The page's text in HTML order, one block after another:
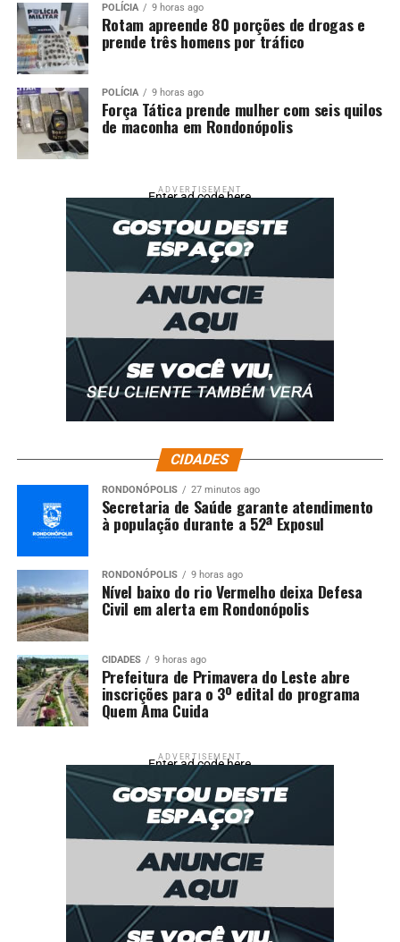
POLÍCIA 9 horas ago
Rotam apreende 80 porções de drogas e
prende três homens por tráfico
POLÍCIA 9 horas ago
Força Tática prende mulher com seis quilos
de maconha em Rondonópolis
ADVERTISEMENT
Enter ad code here
CIDADES
RONDONÓPOLIS 27 minutos ago
Secretaria de Saúde garante atendimento
à população durante a 52ª Exposul
RONDONÓPOLIS 9 horas ago
Nível baixo do rio Vermelho deixa Defesa
Civil em alerta em Rondonópolis
CIDADES 9 horas ago
Prefeitura de Primavera do Leste abre
inscrições para o 3º edital do programa
Quem Ama Cuida
ADVERTISEMENT
Enter ad code here